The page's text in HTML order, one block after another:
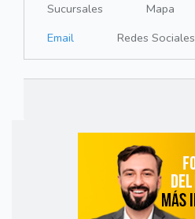
Sucursales Mapa
Email
Redes Sociales